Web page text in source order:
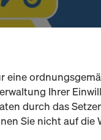
eine
Ihrer
durch das
Sie nicht auf die